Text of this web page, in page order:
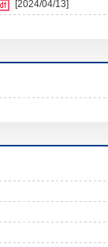
[2024/04/13]